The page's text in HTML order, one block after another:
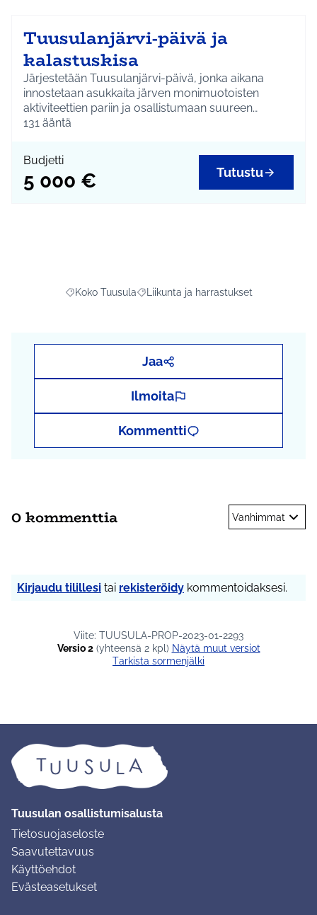
Tuusulanjärvi-päivä ja
kalastuskisa
Järjestetään Tuusulanjärvi-päivä, jonka aikana
innostetaan asukkaita järven monimuotoisten
aktiviteettien pariin ja osallistumaan suureen
kalastustapahtumaan. Sarjat kaikenikäisille
palkitaan juhlallisella illallisella. Tapahtuman
yhteydessä opastusta kalastamiseen ja
kalankäsittelyyn. Toteutetaan yhteistyössä
131 ääntä
Budjetti
5 000 € Tutustu
Rajaa tulokset aihepiirin mukaan: Koko Tuusula
Koko TuusulaRajaa tulokset teeman mukaan:
Liikunta ja harrastukset
Jaa
Ilmoita
Kommentti
0 kommenttia Vanhimmat
Kirjaudu tilillesi tai rekisteröidy kommentoidaksesi.
Viite: TUUSULA-PROP-2023-01-2293
Versio 2(yhteensä 2 kpl)
näytä muut versiot
Tarkista sormenjälki
Tuusulan osallistumisalusta
Tietosuojaseloste
Saavutettavuus
Käyttöehdot
Evästeasetukset